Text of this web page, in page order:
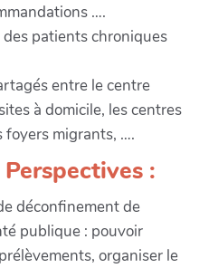
….
des patients chroniques
entre le centre
à domicile, les centres
foyers migrants, ….
:
déconfinement de
publique : pouvoir
organiser le